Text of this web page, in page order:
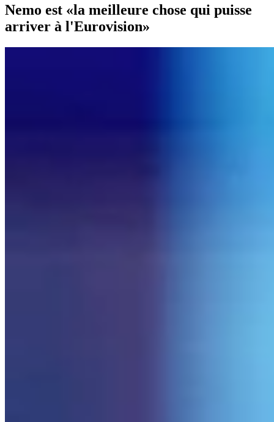
Nemo est «la meilleure chose qui puisse
arriver à l'Eurovision»